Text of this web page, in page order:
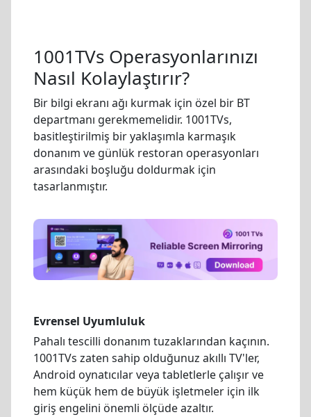
1001TVs Operasyonlarınızı
Nasıl Kolaylaştırır?
Bir bilgi ekranı ağı kurmak için özel bir BT
departmanı gerekmemelidir. 1001TVs,
basitleştirilmiş bir yaklaşımla karmaşık
donanım ve günlük restoran operasyonları
arasındaki boşluğu doldurmak için
tasarlanmıştır.
Evrensel Uyumluluk
Pahalı tescilli donanım tuzaklarından kaçının.
1001TVs zaten sahip olduğunuz akıllı TV'ler,
Android oynatıcılar veya tabletlerle çalışır ve
hem küçük hem de büyük işletmeler için ilk
giriş engelini önemli ölçüde azaltır.